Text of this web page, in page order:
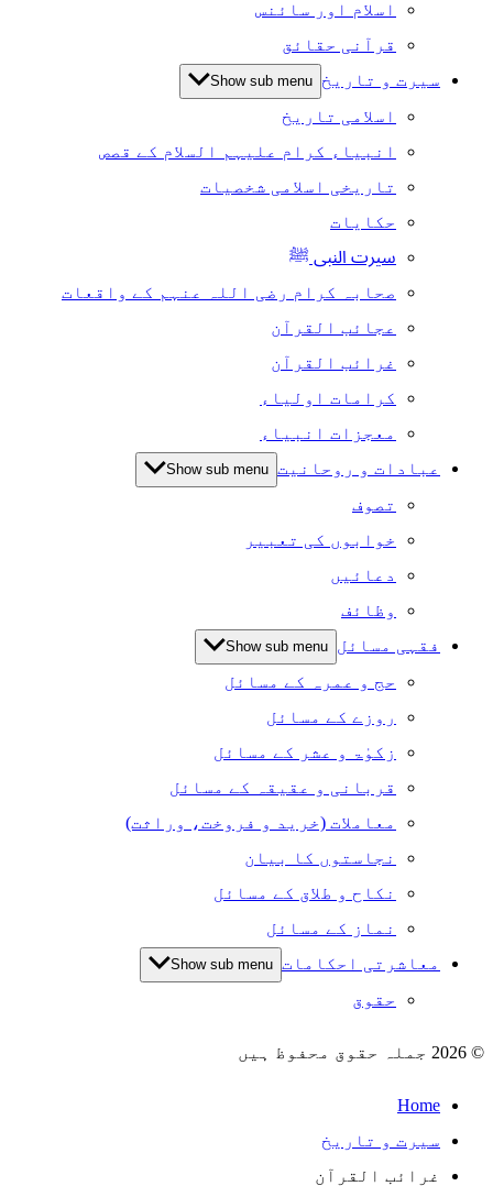
اسلام اور سائنس
قرآنی حقائق
سیرت و تاریخ Show sub menu
اسلامی تاریخ
انبیاء کرام علیہم السلام کے قصص
تاریخی اسلامی شخصیات
حکایات
سیرت النبی ﷺ
صحابہ کرام رضی اللہ عنہم کے واقعات
عجائب القرآن
غرائب القرآن
کرامات اولیاء
معجزات انبیاء
عبادات و روحانیت Show sub menu
تصوف
خوابوں کی تعبیر
دعائیں
وظائف
فقہی مسائل Show sub menu
حج و عمرہ کے مسائل
روزے کے مسائل
زکوٰۃ و عشر کے مسائل
قربانی و عقیقہ کے مسائل
معاملات (خرید و فروخت، وراثت)
نجاستوں کا بیان
نکاح و طلاق کے مسائل
نماز کے مسائل
معاشرتی احکامات Show sub menu
حقوق
© 2026 جملہ حقوق محفوظ ہیں
Home
سیرت و تاریخ
غرائب القرآن